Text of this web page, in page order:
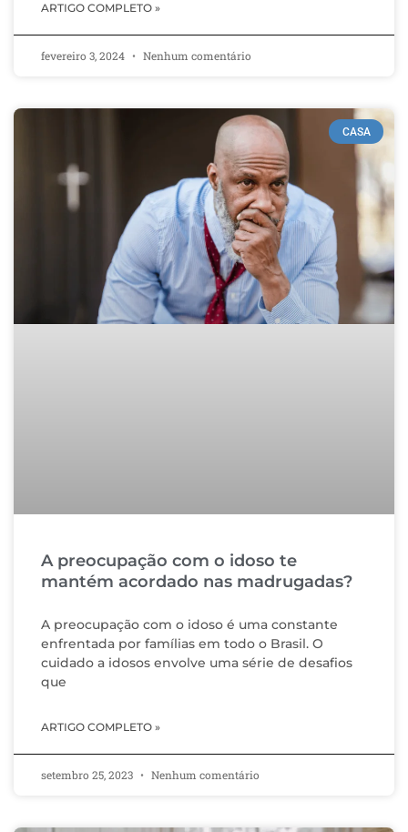
ARTIGO COMPLETO »
fevereiro 3, 2024 Nenhum comentário
CASA
A preocupação com o idoso te
mantém acordado nas madrugadas?
A preocupação com o idoso é uma constante
enfrentada por famílias em todo o Brasil. O
cuidado a idosos envolve uma série de desafios
que
ARTIGO COMPLETO »
setembro 25, 2023 Nenhum comentário